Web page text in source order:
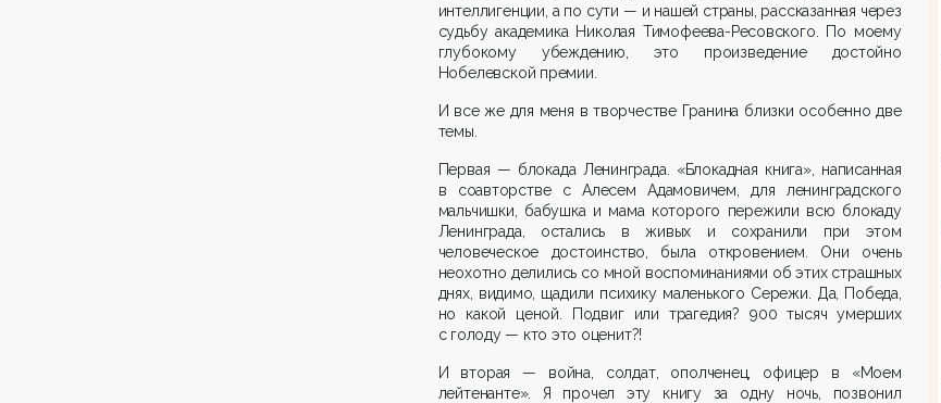
интеллигенции, а по сути — и нашей страны, рассказанная через
судьбу академика Николая Тимофеева-Ресовского. По моему
глубокому убеждению, это произведение достойно
Нобелевской премии.
И все же для меня в творчестве Гранина близки особенно две
темы.
Первая — блокада Ленинграда. «Блокадная книга», написанная
в соавторстве с Алесем Адамовичем, для ленинградского
мальчишки, бабушка и мама которого пережили всю блокаду
Ленинграда, остались в живых и сохранили при этом
человеческое достоинство, была откровением. Они очень
неохотно делились со мной воспоминаниями об этих страшных
днях, видимо, щадили психику маленького Сережи. Да, Победа,
но какой ценой. Подвиг или трагедия? 900 тысяч умерших
с голоду — кто это оценит?!
И вторая — война, солдат, ополченец, офицер в «Моем
лейтенанте». Я прочел эту книгу за одну ночь, позвонил